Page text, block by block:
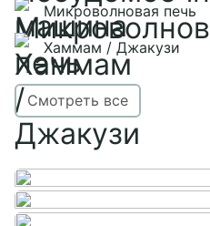
Микроволновая печь
Хаммам / Джакузи
Смотреть все